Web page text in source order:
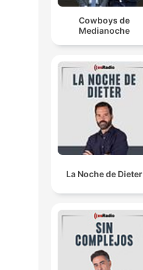
Cowboys de
Medianoche
La Noche de Dieter